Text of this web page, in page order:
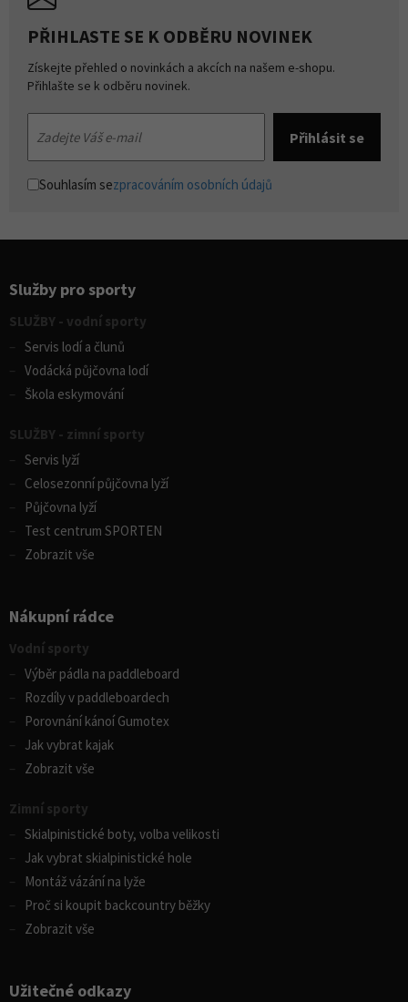
PŘIHLASTE SE K ODBĚRU NOVINEK
Získejte přehled o novinkách a akcích na našem e-shopu.
Přihlašte se k odběru novinek.
Souhlasím sezpracováním osobních údajů
Služby pro sporty
SLUŽBY - vodní sporty
Servis lodí a člunů
Vodácká půjčovna lodí
Škola eskymování
SLUŽBY - zimní sporty
Servis lyží
Celosezonní půjčovna lyží
Půjčovna lyží
Test centrum SPORTEN
Zobrazit vše
Nákupní rádce
Vodní sporty
Výběr pádla na paddleboard
Rozdíly v paddleboardech
Porovnání kánoí Gumotex
Jak vybrat kajak
Zobrazit vše
Zimní sporty
Skialpinistické boty, volba velikosti
Jak vybrat skialpinistické hole
Montáž vázání na lyže
Proč si koupit backcountry běžky
Zobrazit vše
Užitečné odkazy